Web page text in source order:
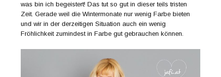
was bin ich begeistert! Das tut so gut in dieser teils tristen
Zeit. Gerade weil die Wintermonate nur wenig Farbe bieten
und wir in der derzeitigen Situation auch ein wenig
Fröhlichkeit zumindest in Farbe gut gebrauchen können.